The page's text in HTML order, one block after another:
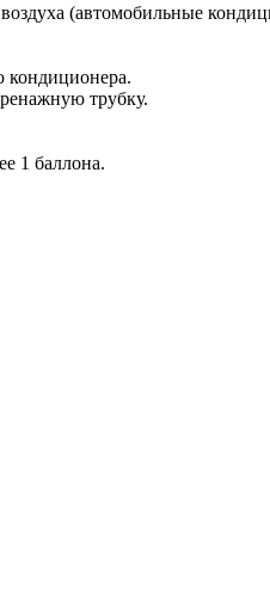
(автомобильные
кондиционера.
трубку.
1 баллона.